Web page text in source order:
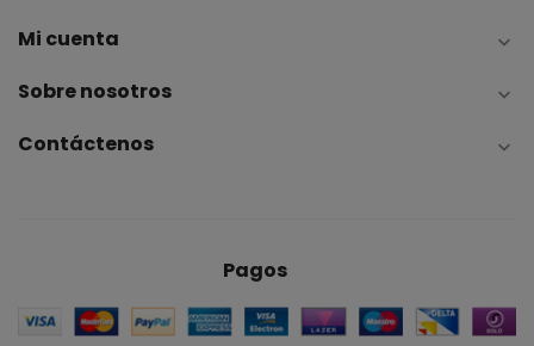
Mi cuenta 
Sobre nosotros 
Contáctenos 
Pagos